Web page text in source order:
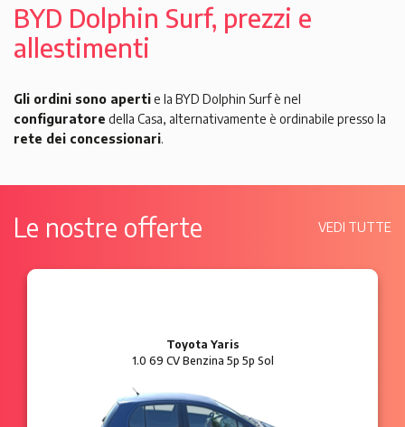
BYD Dolphin Surf, prezzi e
allestimenti
Gli ordini sono apertie la BYD Dolphin Surf è nel
configuratore della Casa, alternativamente è ordinabile presso la
rete dei concessionari.
Le nostre offerte VEDI TUTTE
Ford Ka
1.2 8V 69 CV Benzina 3p Plus